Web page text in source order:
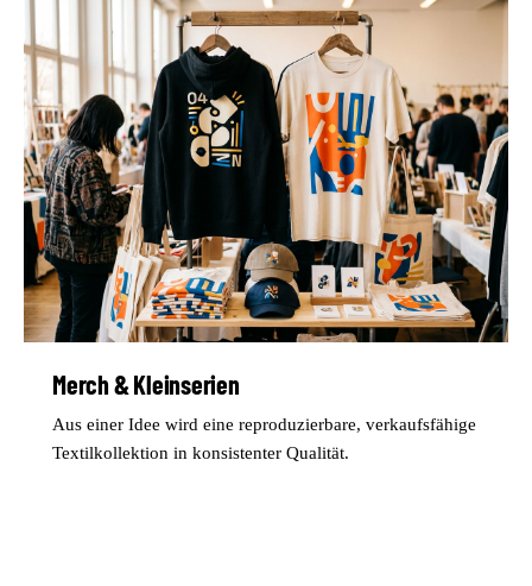
Merch & Kleinserien
Aus einer Idee wird eine reproduzierbare, verkaufsfähige
Textilkollektion in konsistenter Qualität.